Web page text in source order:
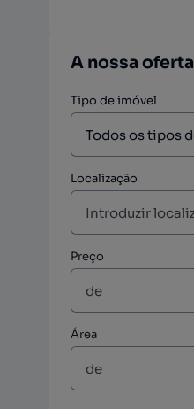
A nossa oferta
Tipo de imóvel
Localização
Preço
Área